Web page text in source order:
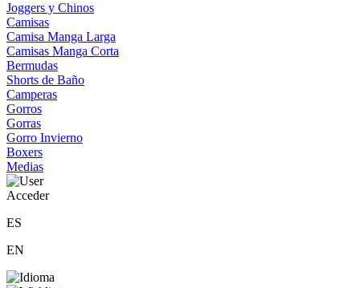
Joggers y Chinos
Camisas
Camisa Manga Larga
Camisas Manga Corta
Bermudas
Shorts de Baño
Camperas
Gorros
Gorras
Gorro Invierno
Boxers
Medias
Acceder
ES
EN